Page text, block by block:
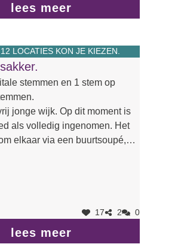
lees meer
LOCATIES KON JE KIEZEN.
stemmen en 1 stem op
jonge wijk. Op dit moment is
als volledig ingenomen. Het
elkaar via een buurtsoupé,
17 2 0
lees meer